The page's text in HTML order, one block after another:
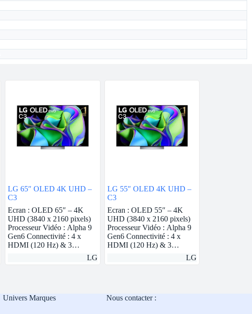
LG 65″ OLED 4K UHD –
C3
Ecran : OLED 65″ – 4K
UHD (3840 x 2160 pixels)
Processeur Vidéo : Alpha 9
Gen6 Connectivité : 4 x
HDMI (120 Hz) & 3…
LG
LG 55″ OLED 4K UHD –
C3
Ecran : OLED 55″ – 4K
UHD (3840 x 2160 pixels)
Processeur Vidéo : Alpha 9
Gen6 Connectivité : 4 x
HDMI (120 Hz) & 3…
LG
Univers Marques Nous contacter :